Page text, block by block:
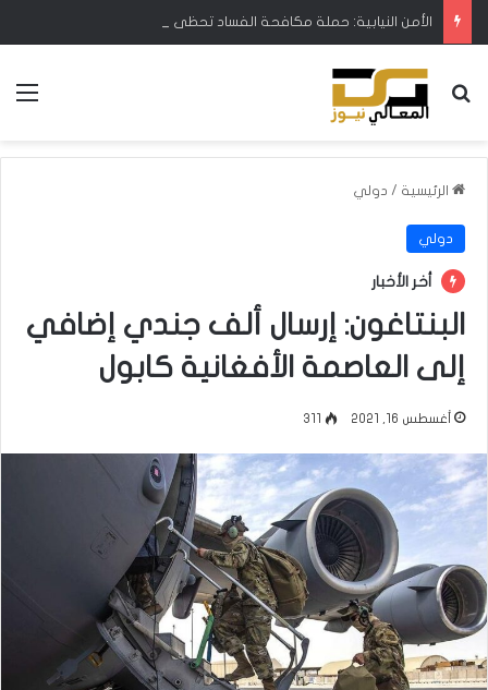
بحث عن
الرئيسية / دولي
دولي
أخر الأخبار
البنتاغون: إرسال ألف جندي إضافي
إلى العاصمة الأفغانية كابول
أغسطس 16, 2021 311